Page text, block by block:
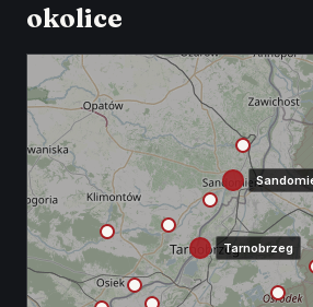
okolice
Tarnobrzeg